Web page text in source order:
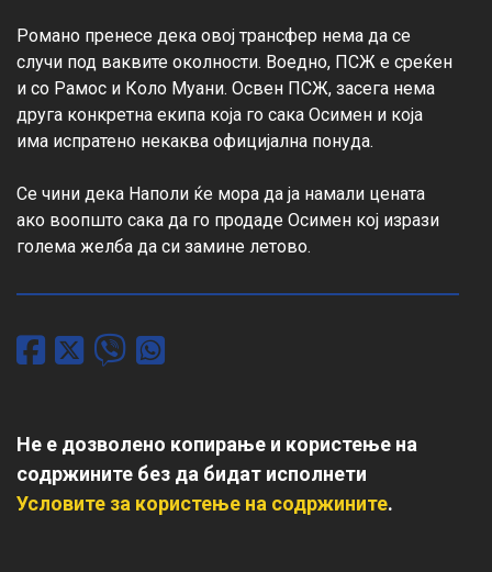
Романо пренесе дека овој трансфер нема да се
случи под ваквите околности. Воедно, ПСЖ е среќен
и со Рамос и Коло Муани. Освен ПСЖ, засега нема
друга конкретна екипа која го сака Осимен и која
има испратено некаква официјална понуда.
Се чини дека Наполи ќе мора да ја намали цената
ако воопшто сака да го продаде Осимен кој изрази
голема желба да си замине летово.
Не е дозволено копирање и користење на
содржините без да бидат исполнети
Условите за користење на содржините.